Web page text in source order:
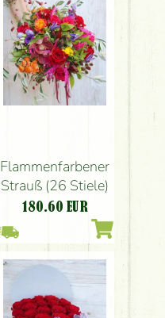
Flammenfarbener
Strauß (26 Stiele)
180.60 EUR